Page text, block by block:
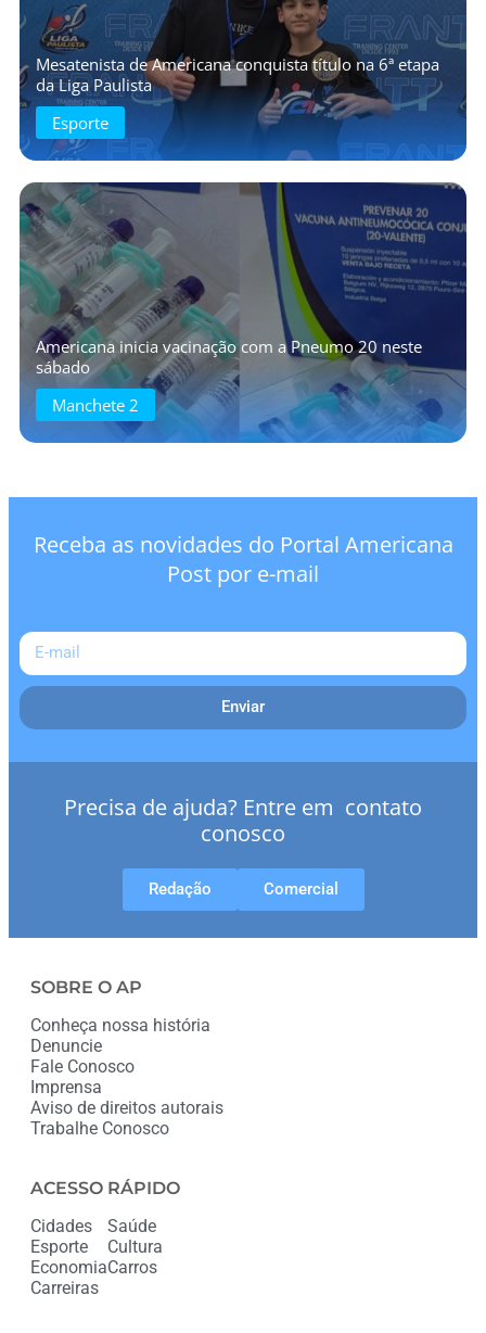
Mesatenista de Americana conquista título na 6ª etapa
da Liga Paulista
Esporte
Americana inicia vacinação com a Pneumo 20 neste
sábado
Manchete 2
Receba as novidades do Portal Americana
Post por e-mail
Enviar
Precisa de ajuda? Entre em contato
conosco
Redação Comercial
SOBRE O AP
Conheça nossa história
Denuncie
Fale Conosco
Imprensa
Aviso de direitos autorais
Trabalhe Conosco
ACESSO RÁPIDO
Cidades
Esporte
Economia
Carreiras
Saúde
Cultura
Carros